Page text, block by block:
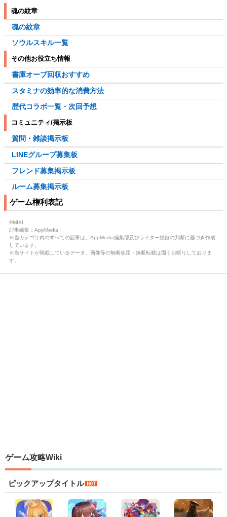
魂の紋章
魂の紋章
ソウルスキル一覧
その他お役立ち情報
書庫オーブ回収おすすめ
スタミナの効率的な消費方法
歴代コラボ一覧・次回予想
コミュニティ/掲示板
質問・雑談掲示板
LINEグループ募集板
フレンド募集掲示板
ルーム募集掲示板
ゲーム権利表記
©MIXI
記事編集：AppMedia
※当カテゴリ内のすべての記事は、AppMedia編集部及びライター独自の判断に基づき作成
しています。
※当サイトが掲載しているデータ、画像等の無断使用・無断転載は固くお断りしておりま
す。
ゲーム攻略Wiki
ピックアップタイトル